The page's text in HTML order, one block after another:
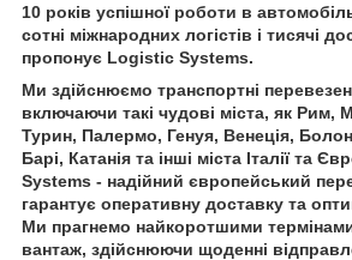
10 років успішної роботи в
сотні міжнародних логістів і тисячі
пропонує Logistic Systems.
Ми здійснюємо транспортні
включаючи такі чудові міста, як Рим,
Турин, Палермо, Генуя, Венеція,
Барі, Катанія та інші міста Італії та
Systems - надійний європейський
гарантує оперативну доставку та
Ми прагнемо найкоротшими
вантаж, здійснюючи щоденні